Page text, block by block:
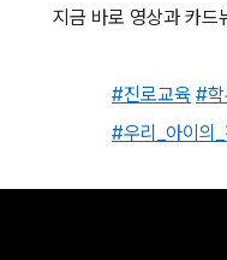
지금 바로 영상과 카드
#진로교육 #학
#우리_아이의